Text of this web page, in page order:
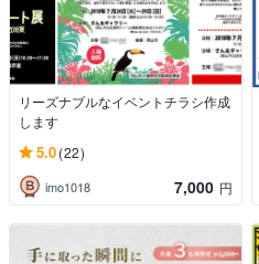
リーズナブルなイベントチラシ作成
します
5.0(22)
imo1018 7,000 円